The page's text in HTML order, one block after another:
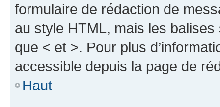
formulaire de rédaction de
au style HTML, mais les
que < et >. Pour plus
accessible depuis la page de
Haut